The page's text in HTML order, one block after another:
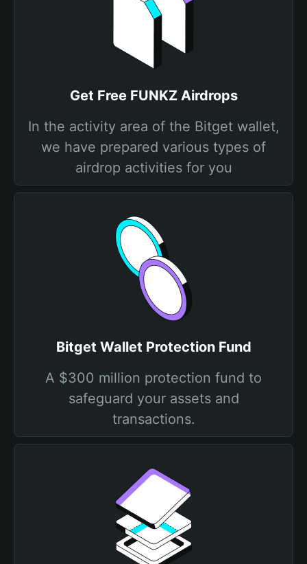
Get Free FUNKZ Airdrops
In the activity area of the Bitget wallet,
we have prepared various types of
airdrop activities for you
Bitget Wallet Protection Fund
A $300 million protection fund to
safeguard your assets and
transactions.